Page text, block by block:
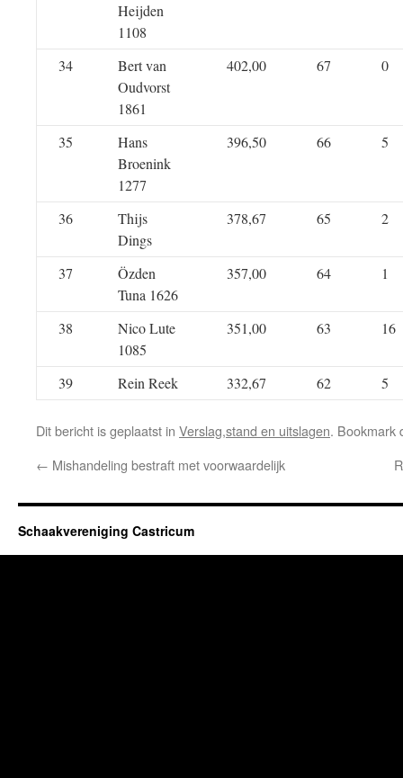
Heijden
1108
34
Bert van
Oudvorst
1861
402,00 67 0
35
Hans
Broenink
1277
396,50 66 5
36
Thijs
Dings
378,67 65 2
37
Özden
Tuna 1626
357,00 64 1
38
Nico Lute
1085
351,00 63 16
39 Rein Reek 332,67 62 5
Dit bericht is geplaatst in Verslag,stand en uitslagen. Bookmark
← Mishandeling bestraft met voorwaardelijk
Schaakvereniging Castricum